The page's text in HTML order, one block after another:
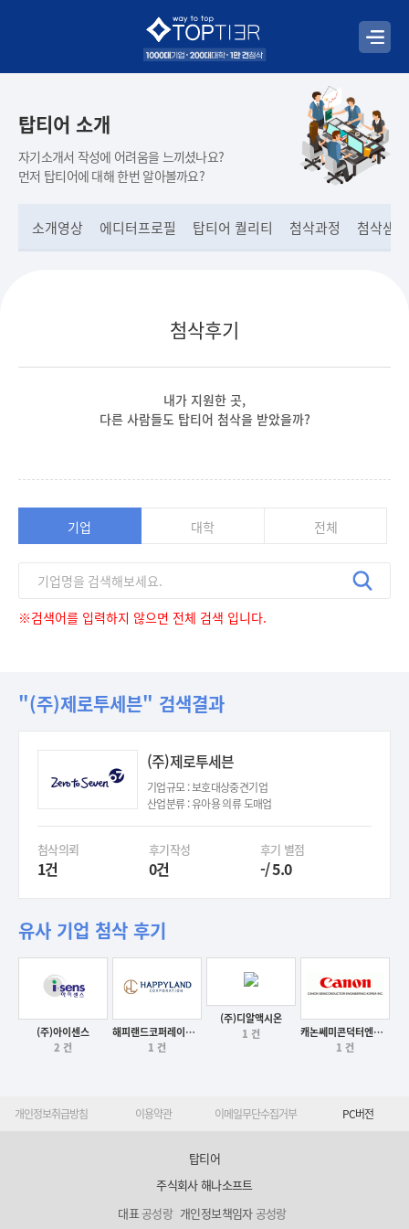
탑티어 소개
자기소개서 작성에 어려움을 느끼셨나요?
먼저 탑티어에 대해 한번 알아볼까요?
소개영상 에디터프로필 탑티어 퀄리티 첨삭과정 첨삭샘플
첨삭후기
내가 지원한 곳,
다른 사람들도 탑티어 첨삭을 받았을까?
기업 대학 전체
※검색어를 입력하지 않으면 전체 검색 입니다.
"(주)제로투세븐" 검색결과
(주)제로투세븐
기업규모 : 보호대상중견기업
산업분류 : 유아용 의류 도매업
첨삭의뢰
1건
후기작성
0건
후기 별점
-/ 5.0
유사 기업 첨삭 후기
후기보기
(주)아이센스
2 건
후기보기
해피랜드코퍼레이션(주)
1 건
후기보기
(주)디알액시온
1 건
후기보기
캐논쎄미콘덕터엔지니어링코리아(주)
1 건
개인정보취급방침 이용약관 이메일무단수집거부 PC버전
탑티어
주식회사 해나소프트
대표공성랑 개인정보책임자공성랑